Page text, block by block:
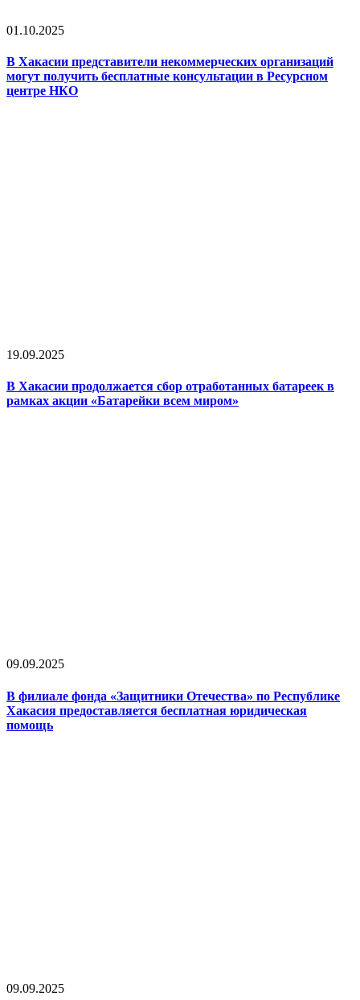
01.10.2025
В Хакасии представители некоммерческих организаций
могут получить бесплатные консультации в Ресурсном
центре НКО
19.09.2025
В Хакасии продолжается сбор отработанных батареек в
рамках акции «Батарейки всем миром»
09.09.2025
В филиале фонда «Защитники Отечества» по Республике
Хакасия предоставляется бесплатная юридическая
помощь
09.09.2025